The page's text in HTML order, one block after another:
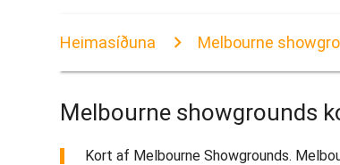
Heimasíðuna Melbourne
Melbourne showgrounds
Kort af Melbourne Showgrounds.